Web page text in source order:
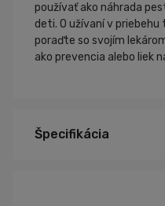
používať ako náhrada
deti. O užívaní v
poraďte so svojím
ako prevencia alebo liek
Špecifikácia